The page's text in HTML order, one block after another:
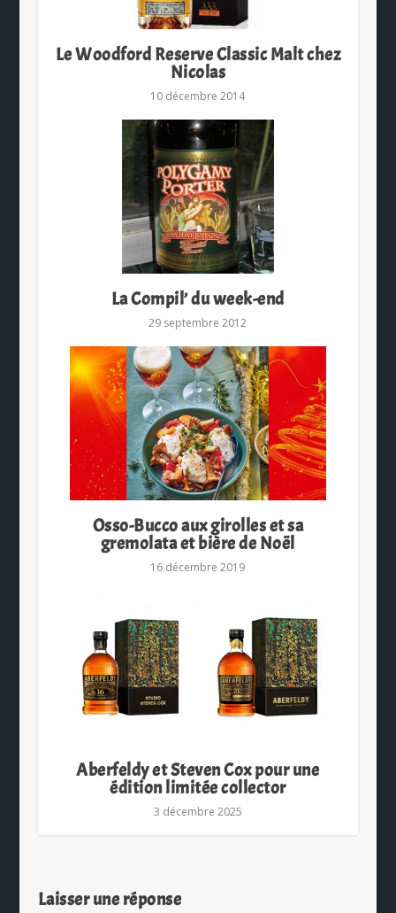
Le Woodford Reserve Classic Malt chez
Nicolas
10 décembre 2014
La Compil’ du week-end
29 septembre 2012
Osso-Bucco aux girolles et sa
gremolata et bière de Noël
16 décembre 2019
Aberfeldy et Steven Cox pour une
édition limitée collector
3 décembre 2025
Laisser une réponse